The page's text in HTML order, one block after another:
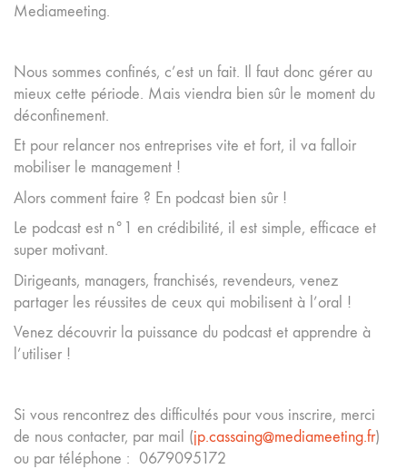
Mediameeting.
Nous sommes confinés, c’est un fait. Il faut donc gérer au
mieux cette période. Mais viendra bien sûr le moment du
déconfinement.
Et pour relancer nos entreprises vite et fort, il va falloir
mobiliser le management !
Alors comment faire ? En podcast bien sûr !
Le podcast est n°1 en crédibilité, il est simple, efficace et
super motivant.
Dirigeants, managers, franchisés, revendeurs, venez
partager les réussites de ceux qui mobilisent à l’oral !
Venez découvrir la puissance du podcast et apprendre à
l’utiliser !
Si vous rencontrez des difficultés pour vous inscrire, merci
de nous contacter, par mail (jp.cassaing@mediameeting.fr)
ou par téléphone : 0679095172